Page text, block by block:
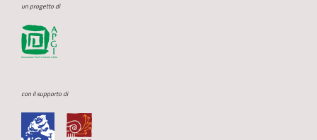
un progetto di
con il supporto di